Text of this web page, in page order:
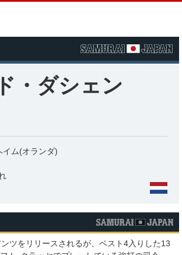
・ダシェン
イム(オランダ)
ツをリリースされるが、ベスト4入りした13